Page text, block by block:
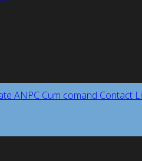
ANPC Cum comand Contact